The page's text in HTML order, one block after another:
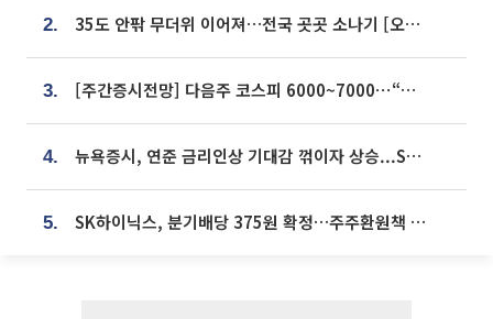
2. 35도 안팎 무더위 이어져…전국 곳곳 소나기 [오늘 날씨]
3. [주간증시전망] 다음주 코스피 6000~7000⋯“外人 수급은 정책이 변수”
4. 뉴욕증시, 연준 금리인상 기대감 꺾이자 상승...S&P500 사상 최고치 [종합]
5. SK하이닉스, 분기배당 375원 확정…주주환원책 9월로 앞당겨 발표